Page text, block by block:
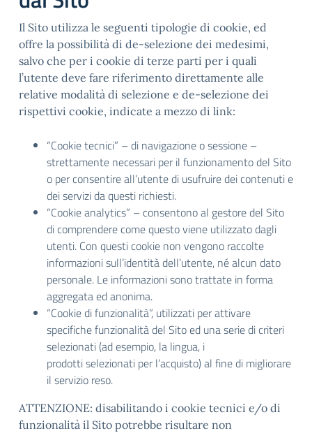
Il Sito utilizza le seguenti tipologie di cookie, ed
offre la possibilità di de-selezione dei medesimi,
salvo che per i cookie di terze parti per i quali
l’utente deve fare riferimento direttamente alle
relative modalità di selezione e de-selezione dei
rispettivi cookie, indicate a mezzo di link:
“Cookie tecnici” – di navigazione o sessione –
strettamente necessari per il funzionamento del Sito
o per consentire all’utente di usufruire dei contenuti e
dei servizi da questi richiesti.
“Cookie analytics” – consentono al gestore del Sito
di comprendere come questo viene utilizzato dagli
utenti. Con questi cookie non vengono raccolte
informazioni sull’identità dell’utente, né alcun dato
personale. Le informazioni sono trattate in forma
aggregata ed anonima.
“Cookie di funzionalità”, utilizzati per attivare
specifiche funzionalità del Sito ed una serie di criteri
selezionati (ad esempio, la lingua, i
prodotti selezionati per l’acquisto) al fine di migliorare
il servizio reso.
ATTENZIONE: disabilitando i cookie tecnici e/o di
funzionalità il Sito potrebbe risultare non